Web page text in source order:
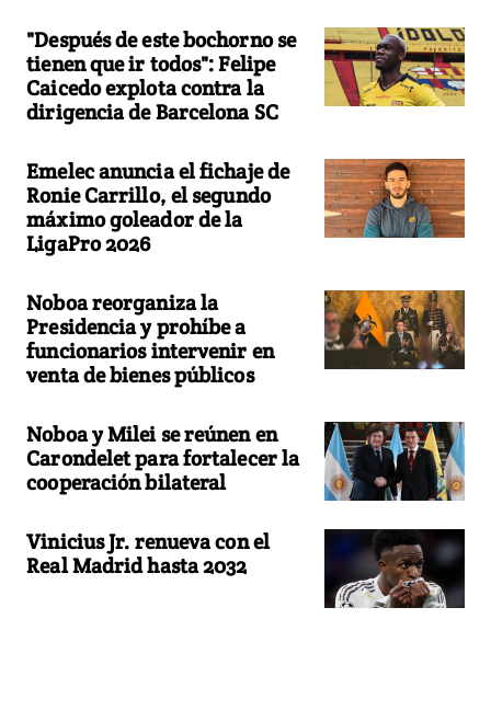
"Después de este bochorno se
tienen que ir todos": Felipe
Caicedo explota contra la
dirigencia de Barcelona SC
Emelec anuncia el fichaje de
Ronie Carrillo, el segundo
máximo goleador de la
LigaPro 2026
Noboa reorganiza la
Presidencia y prohíbe a
funcionarios intervenir en
venta de bienes públicos
Noboa y Milei se reúnen en
Carondelet para fortalecer la
cooperación bilateral
Vinicius Jr. renueva con el
Real Madrid hasta 2032